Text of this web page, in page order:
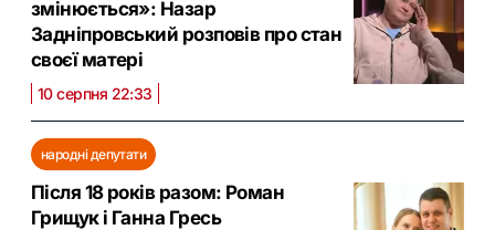
змінюється»: Назар
Задніпровський розповів про стан
своєї матері
10 серпня 22:33
народні депутати
Після 18 років разом: Роман
Грищук і Ганна Гресь